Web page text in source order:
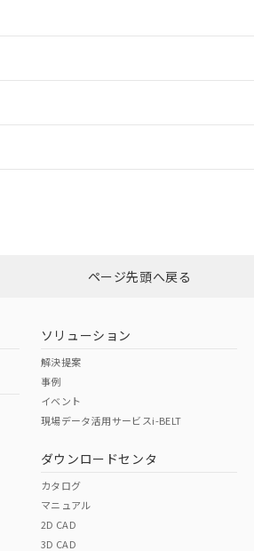
ロードはこちらページ先頭へ戻る
ソリューション
解決提案
事例
イベント
現場データ活用サービスi-BELT
ダウンロードセンタ
カタログ
マニュアル
2D CAD
3D CAD